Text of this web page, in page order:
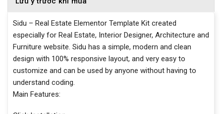
Sidu – Real Estate Elementor Template Kit created
especially for Real Estate, Interior Designer, Architecture and
Furniture website. Sidu has a simple, modern and clean
design with 100% responsive layout, and very easy to
customize and can be used by anyone without having to
understand coding.
Main Features: